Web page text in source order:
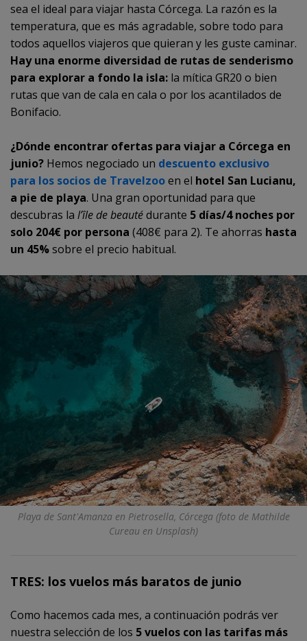
sea el ideal para viajar hasta Córcega. La razón es la
temperatura, que es más agradable, sobre todo para
todos aquellos viajeros que quieran y les guste caminar.
Hay una enorme diversidad de rutas de senderismo
para explorar a fondo la isla: la mítica GR20 o bien
rutas que van de cala en cala o por los acantilados de
Bonifacio.
¿Dónde encontrar ofertas para viajar a Córcega en
junio? Hemos negociado un descuento exclusivo
para los socios de Travelzooen el hotel San Lucianu,
a pie de playa. Una gran oportunidad para que
descubras la l’île de beautédurante 5 días/4 noches por
solo 204€ por persona (408€ para 2). Te ahorras hasta
un 45%sobre el precio habitual.
Playa de Sant'Amanza en Pietrosella, Córcega (foto de Mathilde
Cureau en Unsplash)
TRES: los vuelos más baratos de junio
Como hacemos cada mes, a continuación podrás ver
nuestra selección de los 5 vuelos con las tarifas más